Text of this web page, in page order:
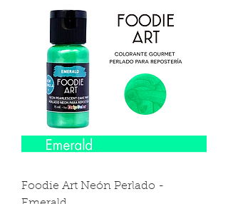
Foodie Art Neón Perlado -